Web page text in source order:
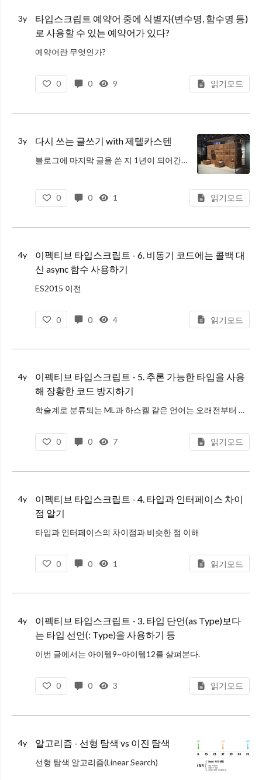
3y
타입스크립트 예약어 중에 식별자(변수명, 함수명 등)
로 사용할 수 있는 예약어가 있다?
예약어란 무엇인가?
0
0 9 읽기모드
3y 다시 쓰는 글쓰기 with 제텔카스텐
블로그에 마지막 글을 쓴 지 1년이 되어간다. 현생이 바쁘단 핑계로 글쓰기는 어느 사이부터 잊고 살았다. 작년 말에는 바빠서 못쓰게 되었던 회고는 써보고 싶어, 2022년 12월에 노트북을 켰다. 그런데 쓸 말이 없었다. 바쁘게
0 0 1 읽기모드
4y
이펙티브 타입스크립트 - 6. 비동기 코드에는 콜백 대
신 async 함수 사용하기
ES2015 이전
아래 예제에서 볼 수 있듯, 실행의 순서는 코드의 순서와 반대이다. 이러한 콜백
0 0 4 읽기모드
4y
이펙티브 타입스크립트 - 5. 추론 가능한 타입을 사용
해 장황한 코드 방지하기
학술계로 분류되는 ML과 하스켈 같은 언어는 오래전부터 정교한 타입 추론 시스템을 가지고 있었다.
C++는 auto를 추가
0 0 7 읽기모드
4y
이펙티브 타입스크립트 - 4. 타입과 인터페이스 차이
점 알기
타입과 인터페이스의 차이점과 비슷한 점 이해
방법1. 타입으로 선언
0 0 1 읽기모드
4y
이펙티브 타입스크립트 - 3. 타입 단언(as Type)보다
는 타입 선언(: Type)을 사용하기 등
이번 글에서는 아이템9~아이템12를 살펴본다.
아이템10. 객체 레터 타입 피하기
0 0 3 읽기모드
4y 알고리즘 - 선형 탐색 vs 이진 탐색
선형 탐색 알고리즘(Linear Search)